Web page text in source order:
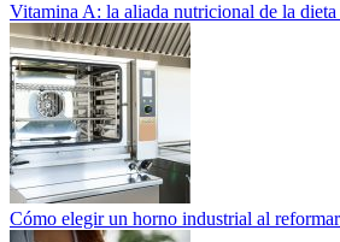
Vitamina A: la aliada nutricional de la
Cómo elegir un horno industrial al